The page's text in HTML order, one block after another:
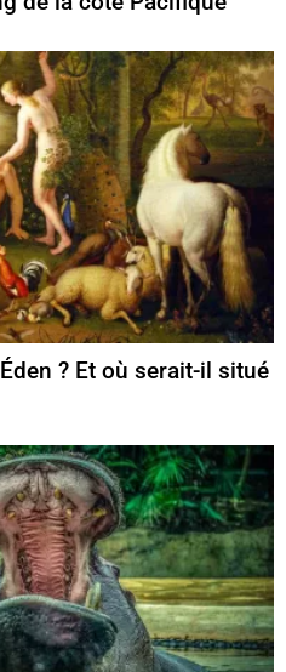
? Et où serait-il situé